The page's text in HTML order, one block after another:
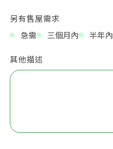
另有售屋需求
急需
三個月內 半年內
其他描述